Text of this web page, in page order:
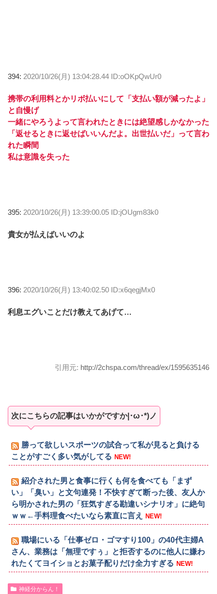
394: 2020/10/26(月) 13:04:28.44 ID:oOKpQwUr0
携帯の利用料とかリボ払いにして「支払い額が減ったよ」
と自慢げ
一緒にやろうよって言われたときには絶望感しかなかった
「返せるときに返せばいいんだよ。出世払いだ」って言わ
れた瞬間
私は意識を失った
395: 2020/10/26(月) 13:39:00.05 ID:jOUgm83k0
貴女が払えばいいのよ
396: 2020/10/26(月) 13:40:02.50 ID:x6qegjMx0
利息エグいことだけ教えてあげて…
引用元: http://2chspa.com/thread/ex/1595635146
次にこちらの記事はいかがですか|･ω･*)ノ
勝って欲しいスポーツの試合って私が見ると負ける
ことがすごく多い気がしてる NEW!
紹介された男と食事に行くも何を食べても「まず
い」「臭い」と文句連発！不快すぎて断った後、友人か
ら明かされた男の「狂気すぎる勘違いシナリオ」に絶句
ｗｗ←手料理食べたいなら素直に言え
NEW!
職場にいる「仕事ゼロ・ゴマすり100」の40代主婦A
さん、業務は「無理ですぅ」と拒否するのに他人に嫌わ
れたくてヨイショとお菓子配りだけ全力すぎる NEW!
神経分からん！